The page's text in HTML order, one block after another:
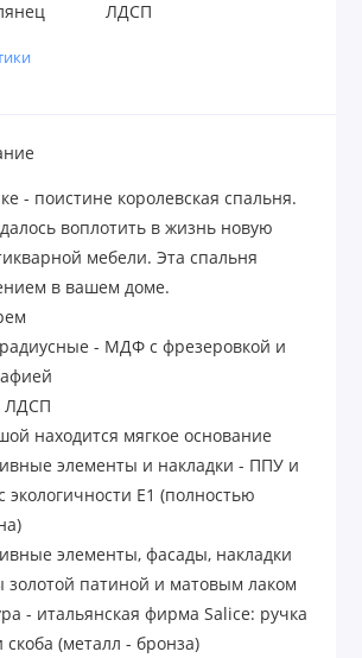
ЛДСП
- поистине королевская спальня.
воплотить в жизнь новую
мебели. Эта спальня
в вашем доме.
- МДФ с фрезеровкой и
ЛДСП
находится мягкое основание
элементы и накладки - ППУ и
экологичности Е1 (полностью
элементы, фасады, накладки
золотой патиной и матовым лаком
- итальянская фирма Salice: ручка
скоба (металл - бронза)